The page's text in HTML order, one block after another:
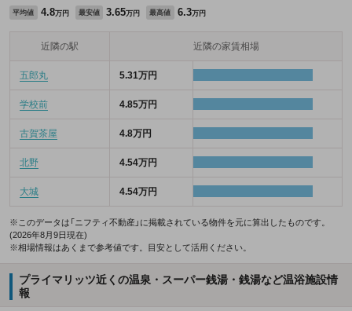
平均値 4.8万円 最安値 3.65万円 最高値 6.3万円
近隣の駅 近隣の家賃相場
五郎丸 5.31万円
学校前 4.85万円
古賀茶屋 4.8万円
北野 4.54万円
大城 4.54万円
※このデータは「ニフティ不動産」に掲載されている物件を元に算出したものです。
(2026年8月9日現在)
※相場情報はあくまで参考値です。目安として活用ください。
プライマリッツ近くの温泉・スーパー銭湯・銭湯など温浴施設情
報